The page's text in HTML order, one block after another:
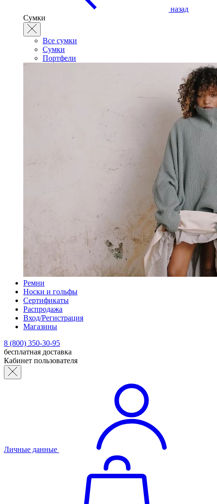
назад
Сумки
Все сумки
Сумки
Портфели
Ремни
Носки и гольфы
Сертификаты
Распродажа
Вход/Регистрация
Магазины
8 (800) 350-30-95
бесплатная доставка
Кабинет пользователя
Личные данные